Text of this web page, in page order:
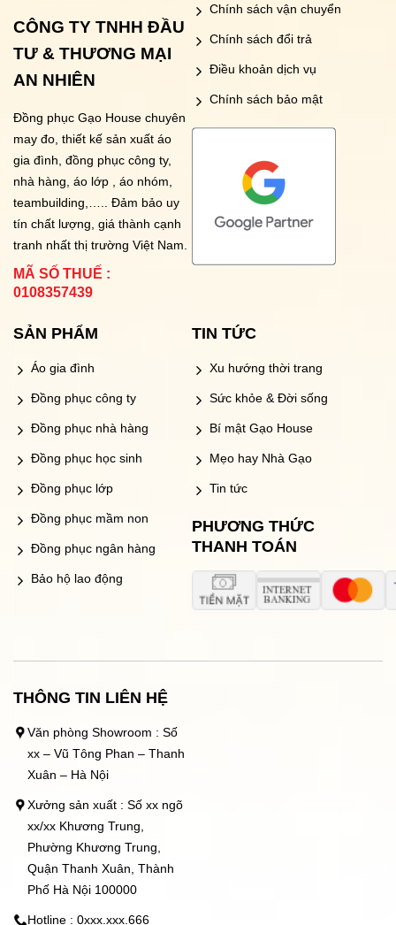
CÔNG TY TNHH ĐẦU
TƯ & THƯƠNG MẠI
AN NHIÊN
Đồng phục Gạo House chuyên
may đo, thiết kế sản xuất áo
gia đình, đồng phục công ty,
nhà hàng, áo lớp , áo nhóm,
teambuilding,….. Đảm bảo uy
tín chất lượng, giá thành cạnh
tranh nhất thị trường Việt Nam.
MÃ SỐ THUẾ :
0108357439
Chính sách vận chuyển
Chính sách đổi trả
Điều khoản dịch vụ
Chính sách bảo mật
SẢN PHẨM
Áo gia đình
Đồng phục công ty
Đồng phục nhà hàng
Đồng phục học sinh
Đồng phục lớp
Đồng phục mầm non
Đồng phục ngân hàng
Bảo hộ lao động
TIN TỨC
Xu hướng thời trang
Sức khỏe & Đời sống
Bí mật Gạo House
Mẹo hay Nhà Gạo
Tin tức
PHƯƠNG THỨC
THANH TOÁN
THÔNG TIN LIÊN HỆ
Văn phòng Showroom : Số
xx – Vũ Tông Phan – Thanh
Xuân – Hà Nội
Xưởng sản xuất : Số xx ngõ
xx/xx Khương Trung,
Phường Khương Trung,
Quận Thanh Xuân, Thành
Phố Hà Nội 100000
Hotline : 0xxx.xxx.666